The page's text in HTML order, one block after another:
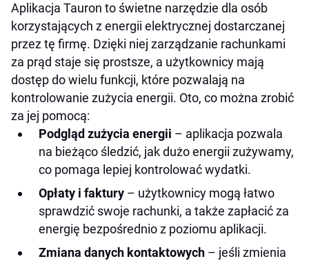
Aplikacja Tauron to świetne narzędzie dla osób
korzystających z energii elektrycznej dostarczanej
przez tę firmę. Dzięki niej zarządzanie rachunkami
za prąd staje się prostsze, a użytkownicy mają
dostęp do wielu funkcji, które pozwalają na
kontrolowanie zużycia energii. Oto, co można zrobić
za jej pomocą:
Podgląd zużycia energii – aplikacja pozwala
na bieżąco śledzić, jak dużo energii zużywamy,
co pomaga lepiej kontrolować wydatki.
Opłaty i faktury – użytkownicy mogą łatwo
sprawdzić swoje rachunki, a także zapłacić za
energię bezpośrednio z poziomu aplikacji.
Zmiana danych kontaktowych – jeśli zmienia